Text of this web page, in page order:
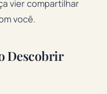
vier compartilhar
você.
Descobrir